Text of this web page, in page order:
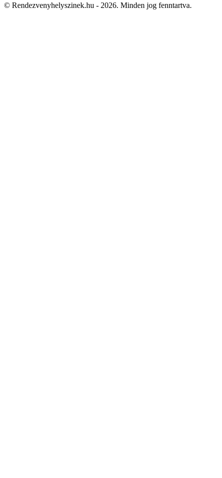
© Rendezvenyhelyszinek.hu - 2026. Minden jog fenntartva.